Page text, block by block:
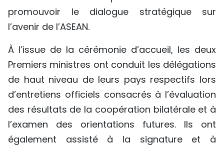
promouvoir le dialogue stratégique sur
l’avenir de l’ASEAN.
À l’issue de la cérémonie d’accueil, les deux
Premiers ministres ont conduit les délégations
de haut niveau de leurs pays respectifs lors
d’entretiens officiels consacrés à l’évaluation
des résultats de la coopération bilatérale et à
l’examen des orientations futures. Ils ont
également assisté à la signature et à